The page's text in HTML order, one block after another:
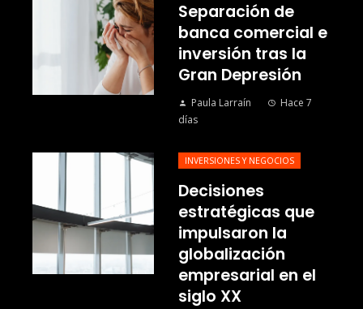
Separación de
banca comercial e
inversión tras la
Gran Depresión
Paula Larraín
Hace 7
días
INVERSIONES Y NEGOCIOS
Decisiones
estratégicas que
impulsaron la
globalización
empresarial en el
siglo XX